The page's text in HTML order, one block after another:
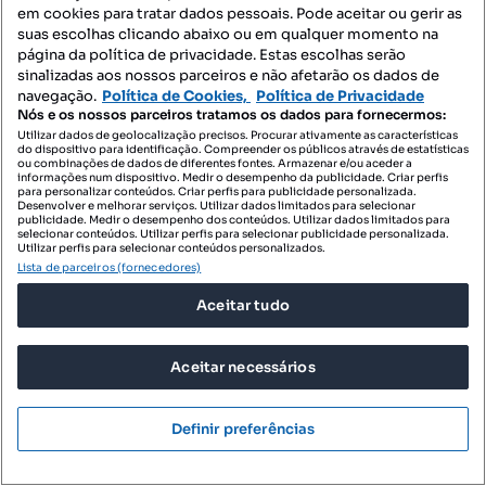
Tipologia
Preço por metro quadrado
Andar
Destacado
Susana Soares imobiliária
Profissional
em cookies para tratar dados pessoais. Pode aceitar ou gerir as
suas escolhas clicando abaixo ou em qualquer momento na
página da política de privacidade. Estas escolhas serão
sinalizadas aos nossos parceiros e não afetarão os dados de
navegação. Política de Cookies, Política de Privacidade
Nós e os nossos parceiros tratamos os dados para fornecermos:
Utilizar dados de geolocalização precisos. Procurar ativamente as características
do dispositivo para identificação. Compreender os públicos através de estatísticas
ou combinações de dados de diferentes fontes. Armazenar e/ou aceder a
informações num dispositivo. Medir o desempenho da publicidade. Criar perfis
para personalizar conteúdos. Criar perfis para publicidade personalizada.
Desenvolver e melhorar serviços. Utilizar dados limitados para selecionar
publicidade. Medir o desempenho dos conteúdos. Utilizar dados limitados para
selecionar conteúdos. Utilizar perfis para selecionar publicidade personalizada.
Utilizar perfis para selecionar conteúdos personalizados.
Lista de parceiros (fornecedores)
Aceitar tudo
Aceitar necessários
Definir preferências